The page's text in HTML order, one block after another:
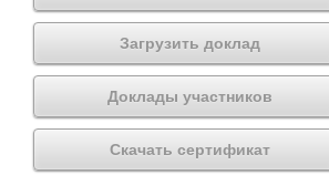
Загрузить доклад
Доклады участников
Скачать сертификат